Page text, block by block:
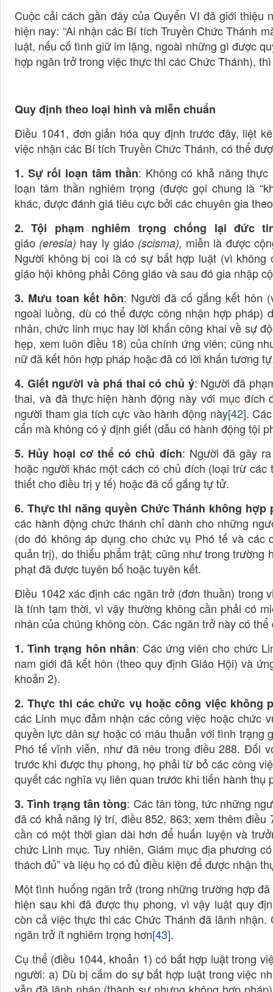
Cuộc cải cách gần đây của Quyển VI đã giới thiệu
hiện nay: “Ai nhận các Bí tích Truyền Chức Thánh
luật, nếu cố tình giữ im lặng, ngoài những gì được
hợp ngăn trở trong việc thực thi các Chức Thánh),
Quy định theo loại hình và miễn chuẩn
Điều 1041, đơn giản hóa quy định trước đây, liệt
việc nhận các Bí tích Truyền Chức Thánh, có thể
1. Sự rối loạn tâm thần: Không có khả năng
loạn tâm thần nghiêm trọng (được gọi chung là
khác, được đánh giá tiêu cực bởi các chuyên gia
2. Tội phạm nghiêm trọng chống lại đức
giáo (eresia) hay ly giáo (scisma), miễn là được
Người không bị coi là có sự bất hợp luật (vì
giáo hội không phải Công giáo và sau đó gia nhập
3. Mưu toan kết hôn: Người đã cố gắng kết hôn
ngoài luồng, dù có thể được công nhận hợp
nhân, chức linh mục hay lời khấn công khai về sự
hẹp, xem luôn điều 18) của chính ứng viên; cũng
nữ đã kết hôn hợp pháp hoặc đã có lời khấn tương
4. Giết người và phá thai có chủ ý: Người đã
thai, và đã thực hiện hành động này với mục
người tham gia tích cực vào hành động này[42].
cẩn mà không có ý định giết (dẫu có hành động tội
5. Hủy hoại cơ thể có chủ đích: Người đã gây
hoặc người khác một cách có chủ đích (loại trừ
thiết cho điều trị y tế) hoặc đã cố gắng tự tử.
6. Thực thi năng quyền Chức Thánh không hợp
các hành động chức thánh chỉ dành cho những
(do đó không áp dụng cho chức vụ Phó tế và
quản trị), do thiếu phẩm trật; cũng như trong
phạt đã được tuyên bố hoặc tuyên kết.
Điều 1042 xác định các ngăn trở (đơn thuần) trong
là tính tạm thời, vì vậy thường không cần phải có
nhân của chúng không còn. Các ngăn trở này có
1. Tình trạng hôn nhân: Các ứng viên cho chức
nam giới đã kết hôn (theo quy định Giáo Hội) và
khoản 2).
2. Thực thi các chức vụ hoặc công việc không
các Linh mục đảm nhận các công việc hoặc chức
quyền lực dân sự hoặc có mâu thuẫn với tình trạng
Phó tế vĩnh viễn, như đã nêu trong điều 288. Đối
trước khi được thụ phong, họ phải từ bỏ các công
quyết các nghĩa vụ liên quan trước khi tiến hành thụ
3. Tình trạng tân tòng: Các tân tòng, tức những
đã có khả năng lý trí, điều 852, 863; xem thêm
cần có một thời gian dài hơn để huấn luyện và
chức Linh mục. Tuy nhiên, Giám mục địa phương
thách đủ” và liệu họ có đủ điều kiện để được nhận
Một tình huống ngăn trở (trong những trường hợp
hiện sau khi đã được thụ phong, vì vậy luật quy
còn cả việc thực thi các Chức Thánh đã lãnh
ngăn trở ít nghiêm trọng hơn[43].
Cụ thể (điều 1044, khoản 1) có bất hợp luật trong
người: a) Dù bị cấm do sự bất hợp luật trong việc